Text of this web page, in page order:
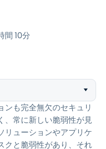
間 10分
ンも完全無欠のセキュリ
、常に新しい脆弱性が見
リューションやアプリケ
クと脆弱性があり、それ